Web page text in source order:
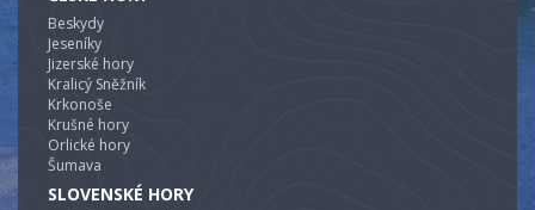
Beskydy
Jeseníky
Jizerské hory
Kralicý Sněžník
Krkonoše
Krušné hory
Orlické hory
Šumava
SLOVENSKÉ HORY